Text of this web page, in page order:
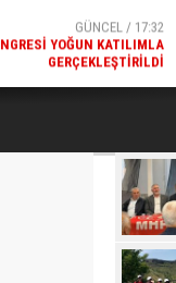
GÜNCEL / 17:08
BIR ARAYA GETIRDI